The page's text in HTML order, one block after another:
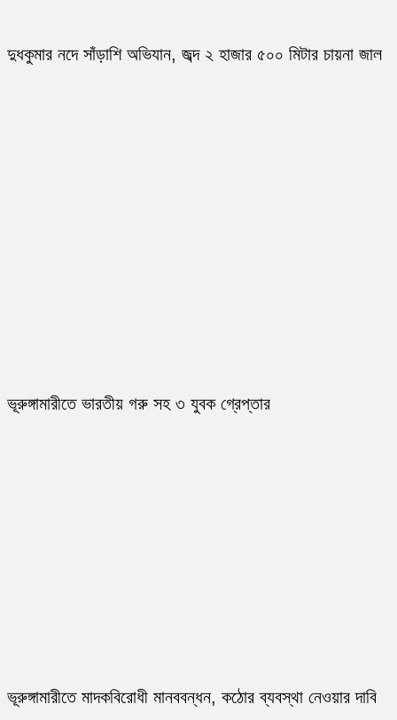
দুধকুমার নদে সাঁড়াশি অভিযান, জব্দ ২ হাজার ৫০০ মিটার চায়না জাল
ভূরুঙ্গামারীতে ভারতীয় গরু সহ ৩ যুবক গ্রেপ্তার
ভূরুঙ্গামারীতে মাদকবিরোধী মানববন্ধন, কঠোর ব্যবস্থা নেওয়ার দাবি